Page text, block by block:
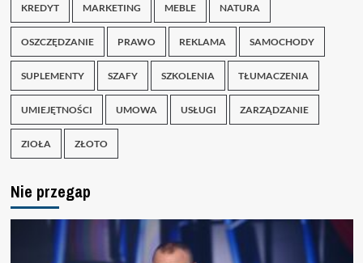
KREDYT MARKETING MEBLE NATURA
OSZCZĘDZANIE PRAWO REKLAMA SAMOCHODY
SUPLEMENTY SZAFY SZKOLENIA TŁUMACZENIA
UMIEJĘTNOŚCI UMOWA USŁUGI ZARZĄDZANIE
ZIOŁA ZŁOTO
Nie przegap